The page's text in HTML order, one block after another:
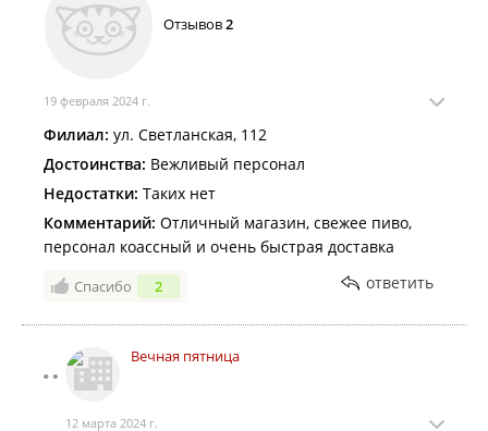
Отзывов2
19 февраля 2024 г.
Филиал: ул. Светланская, 112
Достоинства: Вежливый персонал
Недостатки: Таких нет
Комментарий: Отличный магазин, свежее пиво,
персонал коассный и очень быстрая доставка
Спасибо 2 ответить
Вечная пятница
12 марта 2024 г.